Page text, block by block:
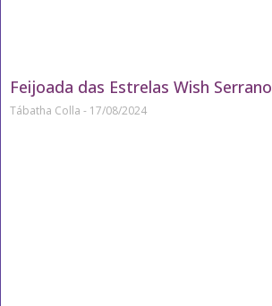
Feijoada das Estrelas Wish Serrano
Tábatha Colla 17/08/2024